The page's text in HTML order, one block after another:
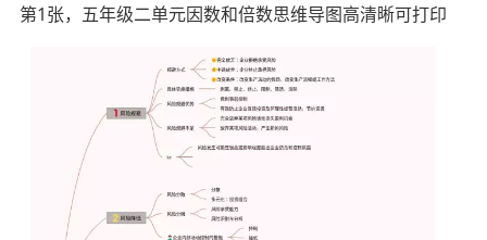
第1张，五年级二单元因数和倍数思维导图高清晰可打印